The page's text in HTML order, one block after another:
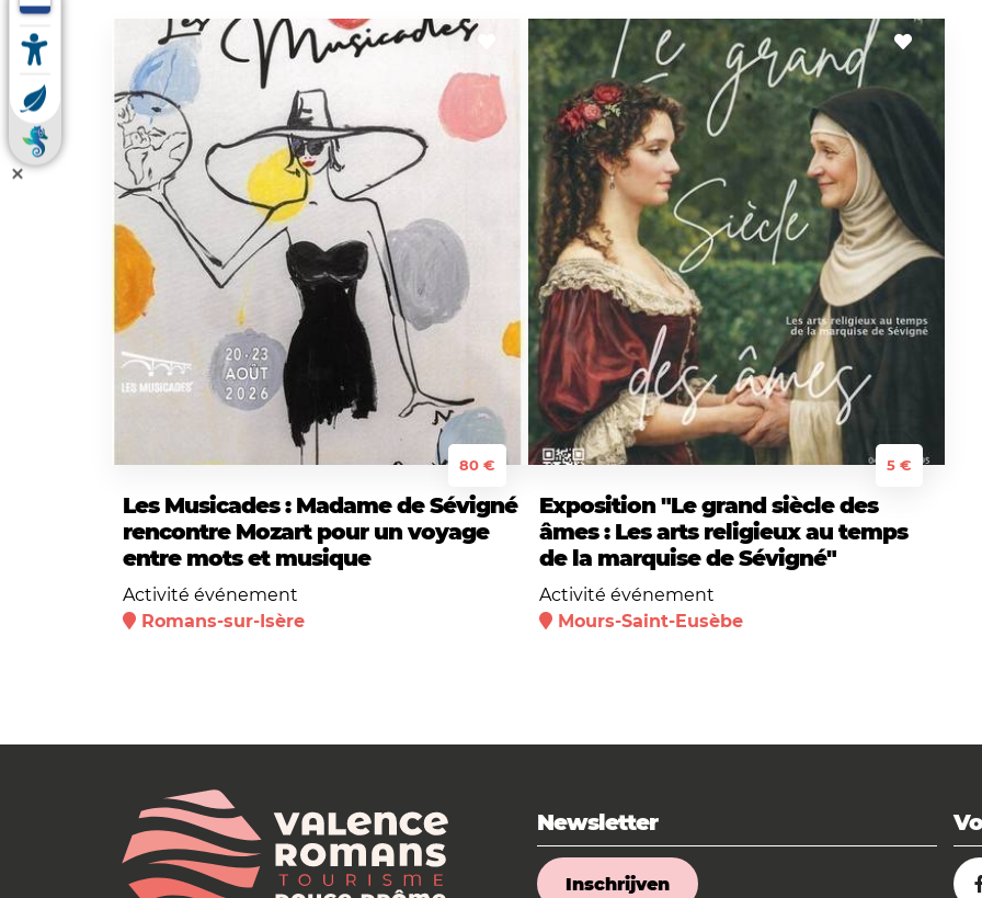
80 €
Les Musicades : Madame de Sévigné
rencontre Mozart pour un voyage
entre mots et musique
Activité événement
Romans-sur-Isère
5 €
Exposition "Le grand siècle des
âmes : Les arts religieux au temps
de la marquise de Sévigné"
Activité événement
Mours-Saint-Eusèbe
Newsletter
Inschrijven